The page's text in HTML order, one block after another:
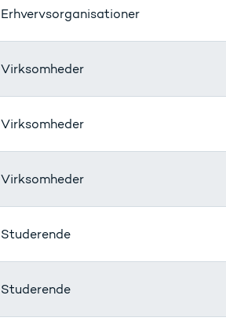
Erhvervsorganisationer
Virksomheder
Virksomheder
Virksomheder
Studerende
Studerende